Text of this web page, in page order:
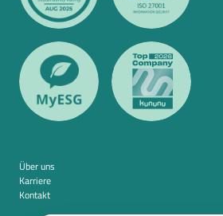
Über uns
Karriere
Kontakt